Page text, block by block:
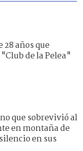
años que
de la Pelea"
que sobrevivió al
en montaña de
en sus